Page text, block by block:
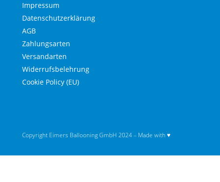
Impressum
Datenschutzerklärung
AGB
Zahlungsarten
Versandarten
Widerrufsbelehrung
Cookie Policy (EU)
Copyright Eimers Ballooning GmbH 2024 – Made with ♥